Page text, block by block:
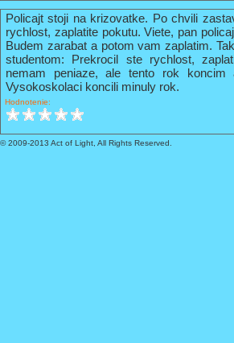
Policajt stoji na krizovatke. Po chvili
rychlost, zaplatite pokutu. Viete, pan
Budem zarabat a potom vam zaplatim.
studentom: Prekrocil ste rychlost,
nemam peniaze, ale tento rok koncim
Vysokoskolaci koncili minuly rok.
Hodnotenie:
© 2009-2013 Act of Light, All Rights Reserved.